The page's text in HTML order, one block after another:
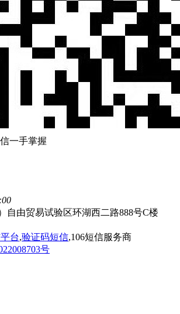
一手掌握
自由贸易试验区环湖西二路888号C楼
台,验证码短信,106短信服务商
号